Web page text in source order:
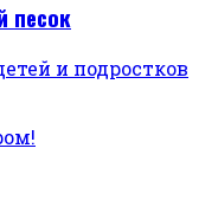
песок
и подростков